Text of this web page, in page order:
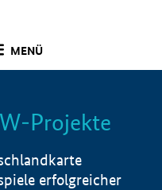
MENÜ
Info
Projekte
erfolgreicher